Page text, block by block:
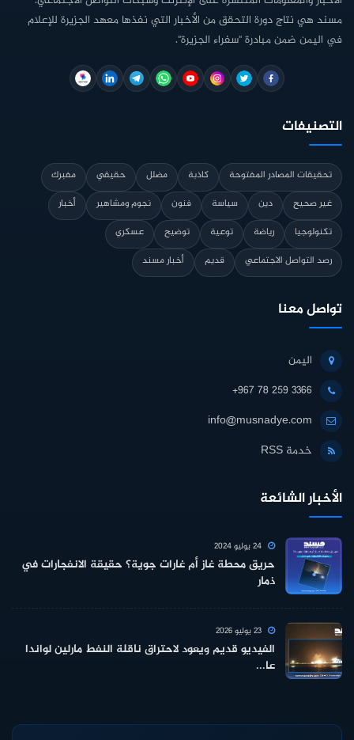
مسند هي نتاج دورة التحقق من الأخبار التي نفذها معهد الجزيرة للإعلام
في اليمن ضمن مبادرة "سفراء الجزيرة".
التصنيفات
تحقيقات المصادر المفتوحة كاذبة مضلل حقيقي
مفبرك
غير صحيح
دين سياسة فنون نجوم ومشاهير
أخبار
تكنولوجيا
رياضة توعية توضيح
عسكري
رصد التواصل الاجتماعي
قديم أخبار مسند
تواصل معنا
اليمن
+967 78 259 3366
info@musnadye.com
خدمة RSS
الأخبار الشائعة
حريق محطة غاز أم غارات جوية؟ حقيقة الانفجارات في
ذمار
الفيديو قديم ويعود لاحتراق ناقلة النفط مارلين لواندا
عا...